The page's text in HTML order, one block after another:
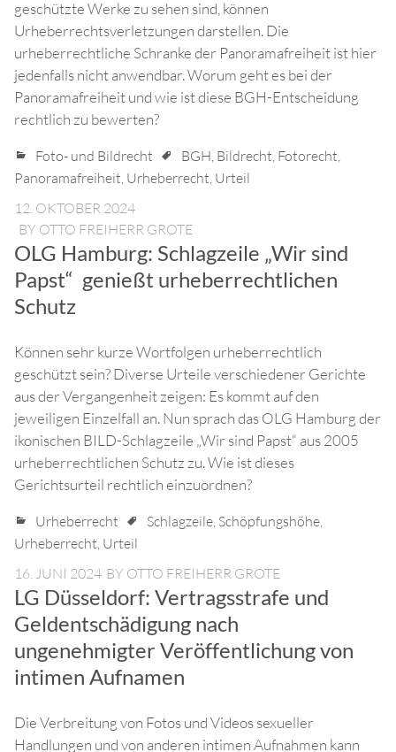
geschützte Werke zu sehen sind, können
Urheberrechtsverletzungen darstellen. Die
urheberrechtliche Schranke der Panoramafreiheit ist hier
jedenfalls nicht anwendbar. Worum geht es bei der
Panoramafreiheit und wie ist diese BGH-Entscheidung
rechtlich zu bewerten?
Foto- und Bildrecht BGH, Bildrecht, Fotorecht,
Panoramafreiheit, Urheberrecht, Urteil
12. OKTOBER 2024
BY OTTO FREIHERR GROTE
OLG Hamburg: Schlagzeile „Wir sind
Papst“ genießt urheberrechtlichen
Schutz
Können sehr kurze Wortfolgen urheberrechtlich
geschützt sein? Diverse Urteile verschiedener Gerichte
aus der Vergangenheit zeigen: Es kommt auf den
jeweiligen Einzelfall an. Nun sprach das OLG Hamburg der
ikonischen BILD-Schlagzeile „Wir sind Papst“ aus 2005
urheberrechtlichen Schutz zu. Wie ist dieses
Gerichtsurteil rechtlich einzuordnen?
Urheberrecht Schlagzeile, Schöpfungshöhe,
Urheberrecht, Urteil
16. JUNI 2024 BY OTTO FREIHERR GROTE
LG Düsseldorf: Vertragsstrafe und
Geldentschädigung nach
ungenehmigter Veröffentlichung von
intimen Aufnamen
Die Verbreitung von Fotos und Videos sexueller
Handlungen und von anderen intimen Aufnahmen kann